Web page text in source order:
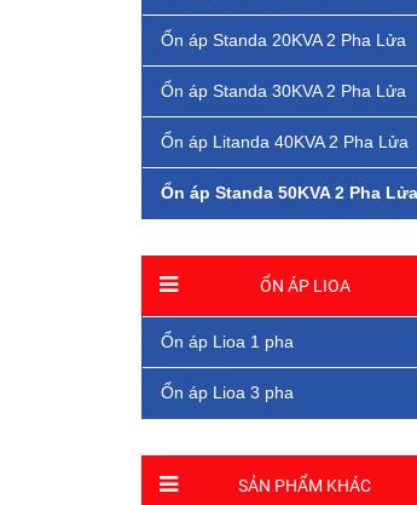
Ổn áp Standa 20KVA 2 Pha Lửa
Ổn áp Standa 30KVA 2 Pha Lửa
Ổn áp Litanda 40KVA 2 Pha Lửa
Ổn áp Standa 50KVA 2 Pha Lửa
ỔN ÁP LIOA
Ổn áp Lioa 1 pha
Ổn áp Lioa 3 pha
SẢN PHẨM KHÁC